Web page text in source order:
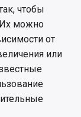
чтобы
Их можно
от
или